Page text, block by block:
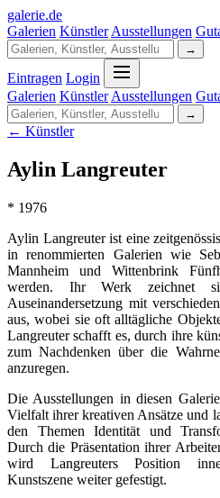
galerie.de
Galerien Künstler Ausstellungen
→
Eintragen Login
Galerien Künstler Ausstellungen
→
← Künstler
Aylin Langreuter
* 1976
Aylin Langreuter ist eine
in renommierten Galerien wie
Mannheim und Wittenbrink
werden. Ihr Werk zeichnet
Auseinandersetzung mit
aus, wobei sie oft alltägliche
Langreuter schafft es, durch ihre
zum Nachdenken über die
anzuregen.
Die Ausstellungen in diesen
Vielfalt ihrer kreativen Ansätze und
den Themen Identität und
Durch die Präsentation ihrer
wird Langreuters Position
Kunstszene weiter gefestigt.